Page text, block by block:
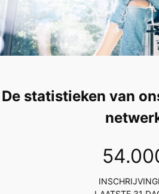
De statistieken van
54